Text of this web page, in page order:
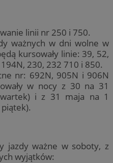
linii nr 250 i 750.
ważnych w dni wolne w
kursowały linie: 39, 52,
230, 232 710 i 850.
nr: 692N, 905N i 906N
w nocy z 30 na 31
i z 31 maja na 1
jazdy ważne w soboty, z
wyjątków: